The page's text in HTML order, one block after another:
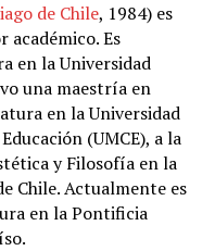
de Chile, 1984) es
académico. Es
en la Universidad
una maestría en
en la Universidad
(UMCE), a la
y Filosofía en la
Chile. Actualmente es
en la Pontificia